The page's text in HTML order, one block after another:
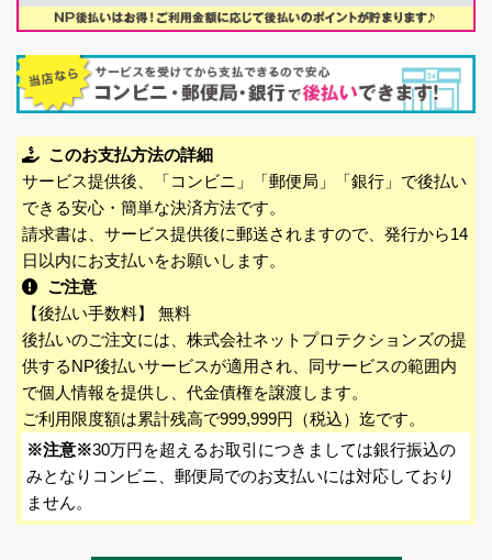
このお支払方法の詳細
サービス提供後、「コンビニ」「郵便局」「銀行」で後払い
できる安心・簡単な決済方法です。
請求書は、サービス提供後に郵送されますので、発行から14
日以内にお支払いをお願いします。
ご注意
【後払い手数料】 無料
後払いのご注文には、株式会社ネットプロテクションズの提
供するNP後払いサービスが適用され、同サービスの範囲内
で個人情報を提供し、代金債権を譲渡します。
ご利用限度額は累計残高で999,999円（税込）迄です。
※注意※30万円を超えるお取引につきましては銀行振込の
みとなりコンビニ、郵便局でのお支払いには対応しており
ません。